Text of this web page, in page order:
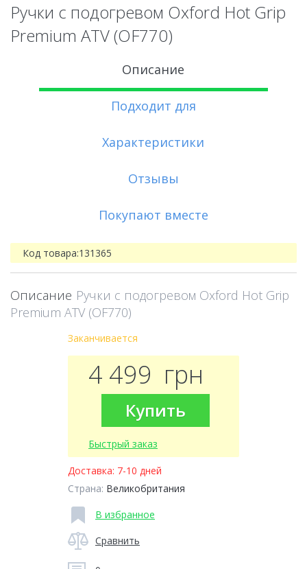
Ручки с подогревом Oxford Hot Grip
Premium ATV (OF770)
Описание
Подходит для
Характеристики
Отзывы
Покупают вместе
Код товара:131365
Описание Ручки с подогревом Oxford Hot Grip
Premium ATV (OF770)
Заканчивается
4 499 грн
Купить
Быстрый заказ
Доставка: 7-10 дней
Страна: Великобритания
В избранное
Сравнить